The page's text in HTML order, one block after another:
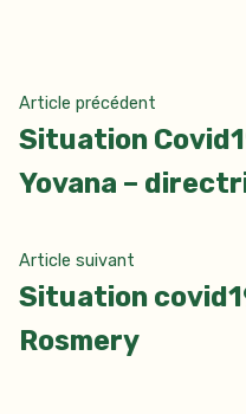
Navigation
de
Article précédent
Situation
Yovana –
Article suivant
suivant
Situation
Rosmery